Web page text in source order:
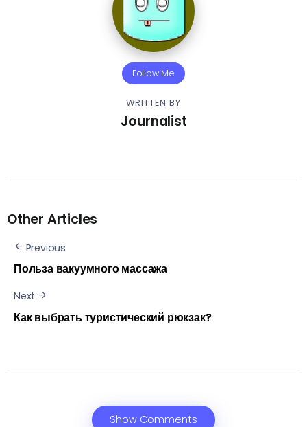
Follow Me
WRITTEN BY
Journalist
Other Articles
Previous
Польза вакуумного массажа
Next
Как выбрать туристический рюкзак?
Show Comments